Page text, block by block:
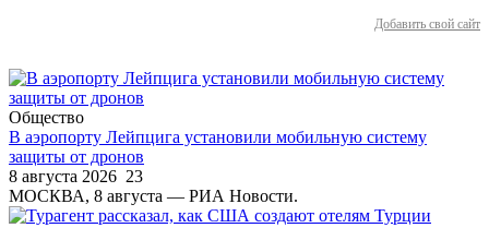
Добавить свой сайт
Общество
В аэропорту Лейпцига установили мобильную систему
защиты от дронов
8 августа 2026 23
МОСКВА, 8 августа — РИА Новости.